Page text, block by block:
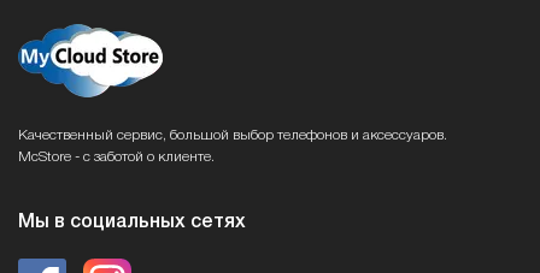
Качественный сервис, большой выбор телефонов и аксессуаров.
McStore - с заботой о клиенте.
Мы в социальных сетях